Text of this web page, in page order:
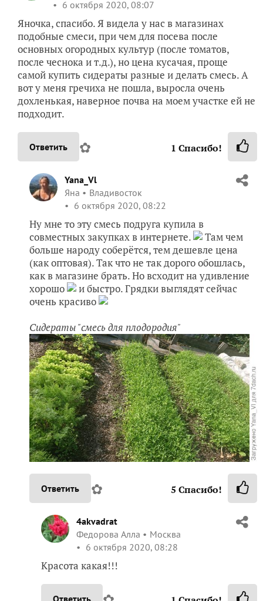
6 октября 2020, 08:07
Яночка, спасибо. Я видела у нас в магазинах
подобные смеси, при чем для посева после
основных огородных культур (после томатов,
после чеснока и т.д.), но цена кусачая, проще
самой купить сидераты разные и делать смесь. А
вот у меня гречиха не пошла, выросла очень
дохленькая, наверное почва на моем участке ей не
подходит.
Ответить ✿ 1 Спасибо!
Yana_Vl
Яна
Владивосток
6 октября 2020, 08:22
Ну мне то эту смесь подруга купила в
совместных закупках в интернете.
Там чем
больше народу соберётся, тем дешевле цена
(как оптовая). Так что не так дорого обошлась,
как в магазине брать. Но всходит на удивление
хорошо
и быстро. Грядки выглядят сейчас
очень красиво
Сидераты "смесь для плодородия"
Ответить ✿ 5 Спасибо!
4akvadrat
Федорова Алла
Москва
6 октября 2020, 08:28
Красота какая!!!
Ответить